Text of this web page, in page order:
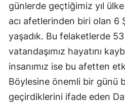
günlerde geçtiğimiz yıl
acı afetlerinden biri olan 6
yaşadık. Bu felaketlerde 53
vatandaşımız hayatını
insanımız ise bu afetten
Böylesine önemli bir günü
geçirdiklerini ifade eden